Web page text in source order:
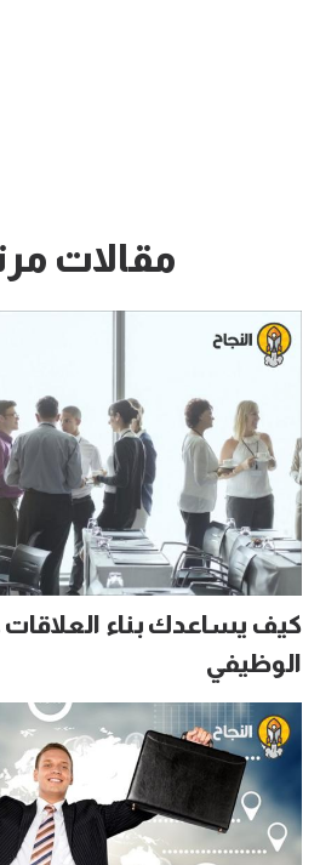
مقالات
كيف يساعدك بناء العلاقات
الوظيفي